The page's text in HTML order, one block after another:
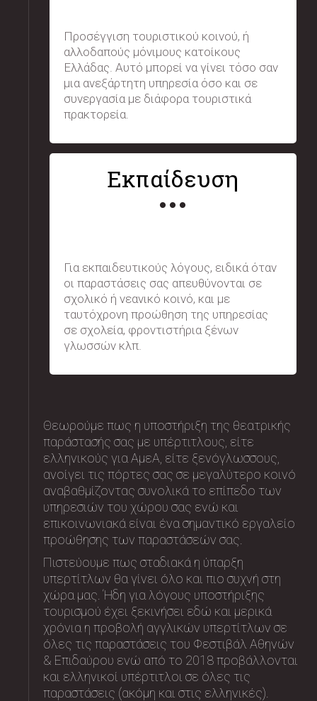
Προσέγγιση τουριστικού κοινού, ή
αλλοδαπούς μόνιμους κατοίκους
Ελλάδας. Αυτό μπορεί να γίνει τόσο σαν
μια ανεξάρτητη υπηρεσία όσο και σε
συνεργασία με διάφορα τουριστικά
πρακτορεία.
Εκπαίδευση
Για εκπαιδευτικούς λόγους, ειδικά όταν
οι παραστάσεις σας απευθύνονται σε
σχολικό ή νεανικό κοινό, και με
ταυτόχρονη προώθηση της υπηρεσίας
σε σχολεία, φροντιστήρια ξένων
γλωσσών κλπ.
Θεωρούμε πως η υποστήριξη της θεατρικής
παράστασής σας με υπέρτιτλους, είτε
ελληνικούς για ΑμεΑ, είτε ξενόγλωσσους,
ανοίγει τις πόρτες σας σε μεγαλύτερο κοινό
αναβαθμίζοντας συνολικά το επίπεδο των
υπηρεσιών του χώρου σας ενώ και
επικοινωνιακά είναι ένα σημαντικό εργαλείο
προώθησης των παραστάσεών σας.
Πιστεύουμε πως σταδιακά η ύπαρξη
υπερτίτλων θα γίνει όλο και πιο συχνή στη
χώρα μας. Ήδη για λόγους υποστήριξης
τουρισμού έχει ξεκινήσει εδώ και μερικά
χρόνια η προβολή αγγλικών υπερτίτλων σε
όλες τις παραστάσεις του Φεστιβάλ Αθηνών
& Επιδαύρου ενώ από το 2018 προβάλλονται
και ελληνικοί υπέρτιτλοι σε όλες τις
παραστάσεις (ακόμη και στις ελληνικές).